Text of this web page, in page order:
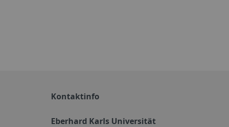
Kontaktinfo
Eberhard Karls Universität